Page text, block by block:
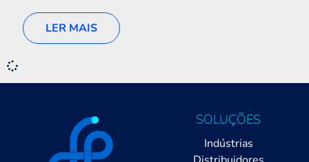
LER MAIS
SOLUÇÕES
Indústrias